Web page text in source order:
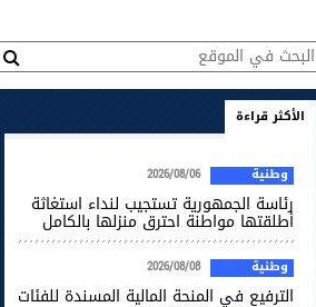
الأكثر قراءة
وطنية 2026/08/06
رئاسة الجمهورية تستجيب لنداء استغاثة
أطلقتها مواطنة احترق منزلها بالكامل
وطنية 2026/08/08
الترفيع في المنحة المالية المسندة للفئات